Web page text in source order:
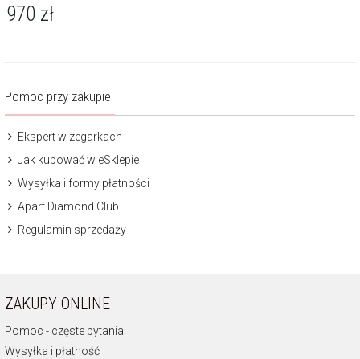
970 zł
Pomoc przy zakupie
Ekspert w zegarkach
Jak kupować w eSklepie
Wysyłka i formy płatności
Apart Diamond Club
Regulamin sprzedaży
ZAKUPY ONLINE
Pomoc - częste pytania
Wysyłka i płatność